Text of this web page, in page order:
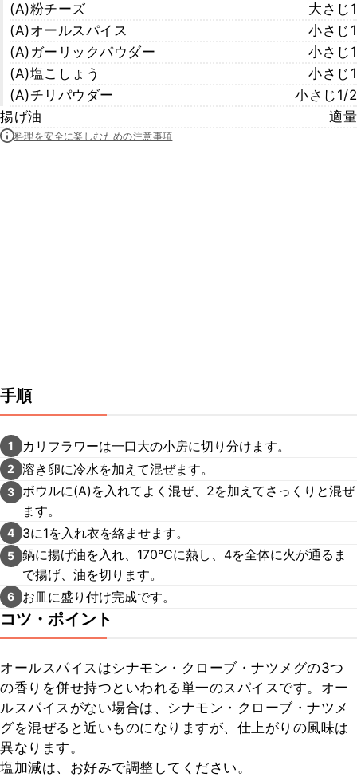
(A)粉チーズ
大さじ1
(A)オールスパイス
小さじ1
(A)ガーリックパウダー
小さじ1
(A)塩こしょう
小さじ1
(A)チリパウダー
小さじ1/2
揚げ油
適量
料理を安全に楽しむための注意事項
手順
1 カリフラワーは一口大の小房に切り分けます。
2 溶き卵に冷水を加えて混ぜます。
3 ボウルに(A)を入れてよく混ぜ、2を加えてさっくりと混ぜ
ます。
4 3に1を入れ衣を絡ませます。
5 鍋に揚げ油を入れ、170℃に熱し、4を全体に火が通るま
で揚げ、油を切ります。
6 お皿に盛り付け完成です。
コツ・ポイント
オールスパイスはシナモン・クローブ・ナツメグの3つ
の香りを併せ持つといわれる単一のスパイスです。オー
ルスパイスがない場合は、シナモン・クローブ・ナツメ
グを混ぜると近いものになりますが、仕上がりの風味は
異なります。
塩加減は、お好みで調整してください。